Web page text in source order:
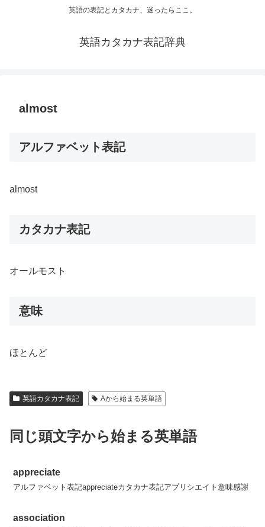
英語の表記とカタカナ、迷ったらここ。
英語カタカナ表記辞典
almost
アルファベット表記
almost
カタカナ表記
オールモスト
意味
ほとんど
英語カタカナ表記 Aから始まる英単語
同じ頭文字から始まる英単語
appreciate
アルファベット表記appreciateカタカナ表記アプリシエイト意味感謝
association